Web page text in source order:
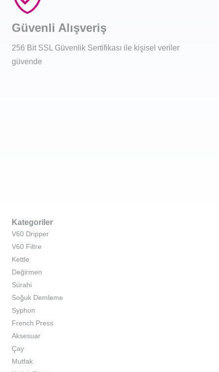
Güvenli Alışveriş
256 Bit SSL Güvenlik Sertifikası ile kişisel veriler
güvende
Kategoriler
V60 Dripper
V60 Filtre
Kettle
Değirmen
Sürahi
Soğuk Demleme
Syphon
French Press
Aksesuar
Çay
Mutfak